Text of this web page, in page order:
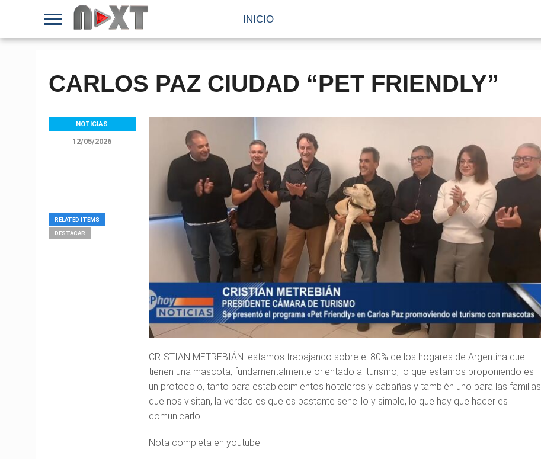
INICIO
CARLOS PAZ CIUDAD “PET FRIENDLY”
CRISTIAN METREBIÁN: estamos trabajando sobre el 80% de los hogares de Argentina que
tienen una mascota, fundamentalmente orientado al turismo, lo que estamos proponiendo es
un protocolo, tanto para establecimientos hoteleros y cabañas y también uno para las familias
que nos visitan, la verdad es que es bastante sencillo y simple, lo que hay que hacer es
comunicarlo.
Nota completa en youtube
NOTICIAS
12/05/2026
RELATED ITEMS
DESTACAR